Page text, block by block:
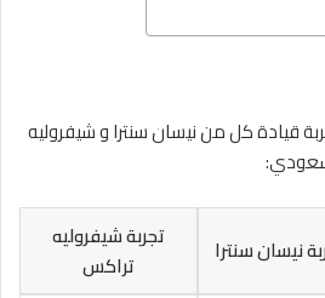
قيادة كل من نيسان سنترا و شيفروليه
نيسان سنترا
تجربة شيفروليه
تراكس